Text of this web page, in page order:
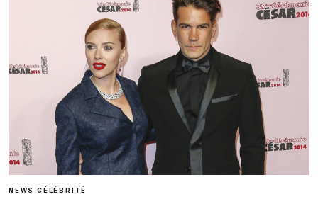
NEWS CÉLÉBRITÉ